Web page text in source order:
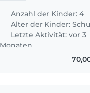
suchen eine zuverlässige
Babysitterin, die sich um
Anzahl der Kinder: 4
Alter der Kinder:
Letzte Aktivität: vor 3
Monaten